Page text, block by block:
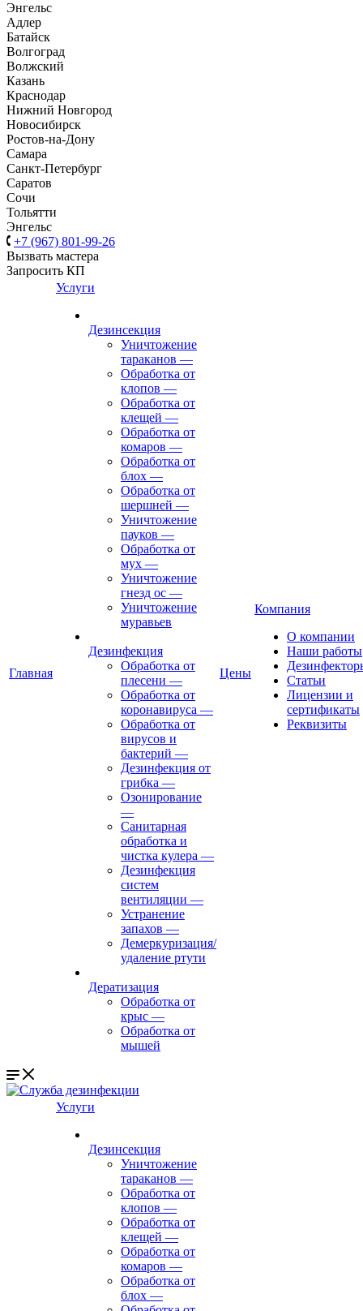
Энгельс
Адлер
Батайск
Волгоград
Волжский
Казань
Краснодар
Нижний Новгород
Новосибирск
Ростов-на-Дону
Самара
Санкт-Петербург
Саратов
Сочи
Тольятти
Энгельс
+7 (967) 801-99-26
Вызвать мастера
Запросить КП
Главная
Услуги
Дезинсекция
Уничтожение
тараканов —
Обработка от
клопов —
Обработка от
клещей —
Обработка от
комаров —
Обработка от
блох —
Обработка от
шершней —
Уничтожение
пауков —
Обработка от
мух —
Уничтожение
гнезд ос —
Уничтожение
муравьев
Дезинфекция
Обработка от
плесени —
Обработка от
коронавируса —
Обработка от
вирусов и
бактерий —
Дезинфекция от
грибка —
Озонирование
—
Санитарная
обработка и
чистка кулера —
Дезинфекция
систем
вентиляции —
Устранение
запахов —
Демеркуризация/
удаление ртути
Дератизация
Обработка от
крыс —
Обработка от
мышей
Цены
Компания
О компании
Наши работы
Статьи
Лицензии и
сертификаты
Реквизиты
Услуги
Дезинсекция
Уничтожение
тараканов —
Обработка от
клопов —
Обработка от
клещей —
Обработка от
комаров —
Обработка от
блох —